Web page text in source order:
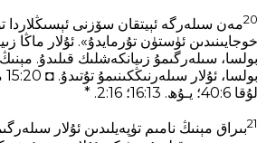
20مەن سىلەرگە ئېيتقان سۆزنى ئېسىڭلاردا
خوجايىنىدىن ئۈستۈن تۇرمايدۇ». ئۇلار ماڭا
بولسا، سىلەرگىمۇ زىيانكەشلىك قىلىدۇ.
لۇقا 6‏:40؛ يـۇھ. 13‏:16؛ 16‏:2. *
21بىراق مېنىڭ نامىم تۈپەيلىدىن ئۇلار